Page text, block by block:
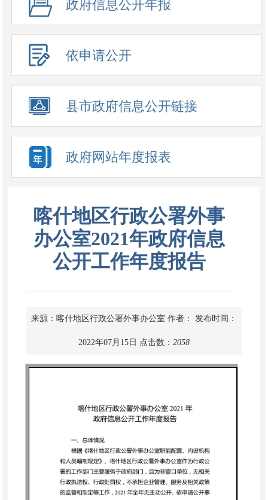
政府信息公开年报
依申请公开
县市政府信息公开链接
政府网站年度报表
喀什地区行政公署外事
办公室2021年政府信息
公开工作年度报告
来源：喀什地区行政公署外事办公室 作者： 发布时间：
2022年07月15日 点击数： 2058